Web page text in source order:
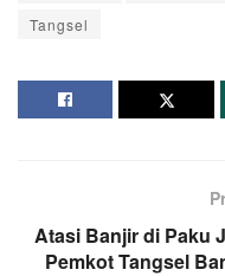
Tangsel
Atasi Banjir di Paku
Pemkot Tangsel